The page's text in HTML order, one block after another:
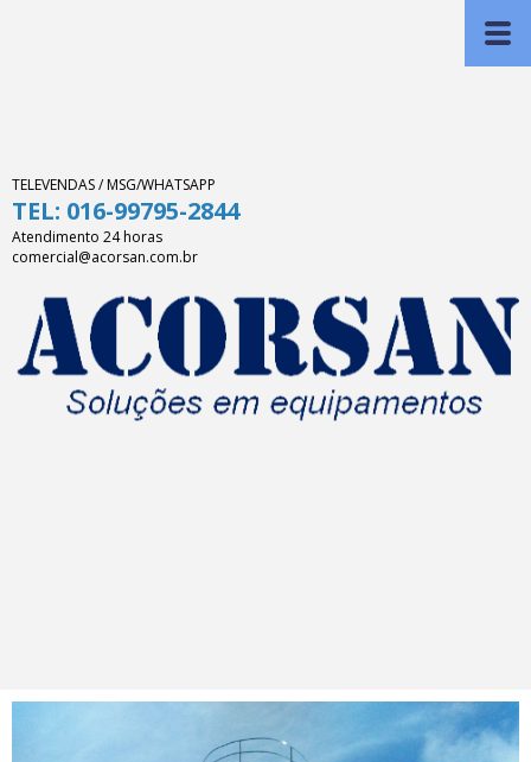
TELEVENDAS / MSG/WHATSAPP
TEL: 016-99795-2844
Atendimento 24 horas
comercial@acorsan.com.br